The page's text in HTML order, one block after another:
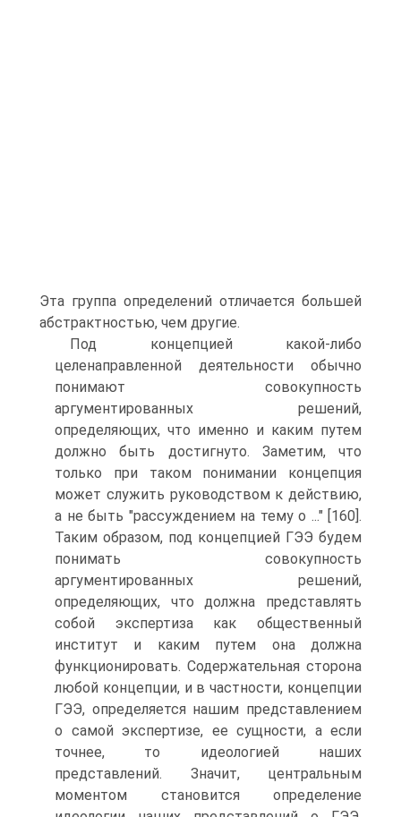
Эта группа определений отличается большей
абстрактностью, чем другие.
Под концепцией какой-либо
целенаправленной деятельности обычно
понимают совокупность
аргументированных решений,
определяющих, что именно и каким путем
должно быть достигнуто. Заметим, что
только при таком понимании концепция
может служить руководством к действию,
а не быть "рассуждением на тему о ..." [160].
Таким образом, под концепцией ГЭЭ будем
понимать совокупность
аргументированных решений,
определяющих, что должна представлять
собой экспертиза как общественный
институт и каким путем она должна
функционировать. Содержательная сторона
любой концепции, и в частности, концепции
ГЭЭ, определяется нашим представлением
о самой экспертизе, ее сущности, а если
точнее, то идеологией наших
представлений. Значит, центральным
моментом становится определение